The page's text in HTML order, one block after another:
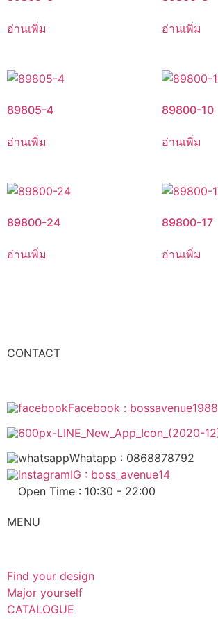
อ่านเพิ่ม อ่านเพิ่ม
89805-4
อ่านเพิ่ม
89800-10
อ่านเพิ่ม
89800-24
อ่านเพิ่ม
89800-17
อ่านเพิ่ม
CONTACT
Facebook : bossavenue1988
Whatapp : 0868878792
IG : boss_avenue14
Open Time : 10:30 - 22:00
MENU
Find your design
Major yourself
CATALOGUE